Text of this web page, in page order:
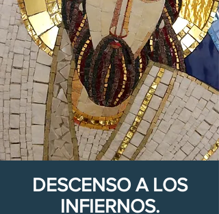
DESCENSO A LOS
INFIERNOS.